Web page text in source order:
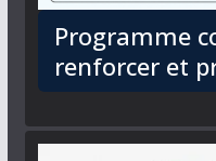
Programme
renforcer et